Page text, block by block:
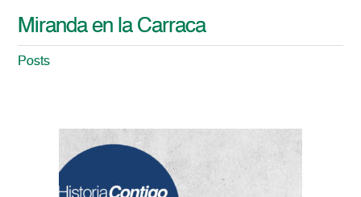
Miranda en la Carraca
Posts